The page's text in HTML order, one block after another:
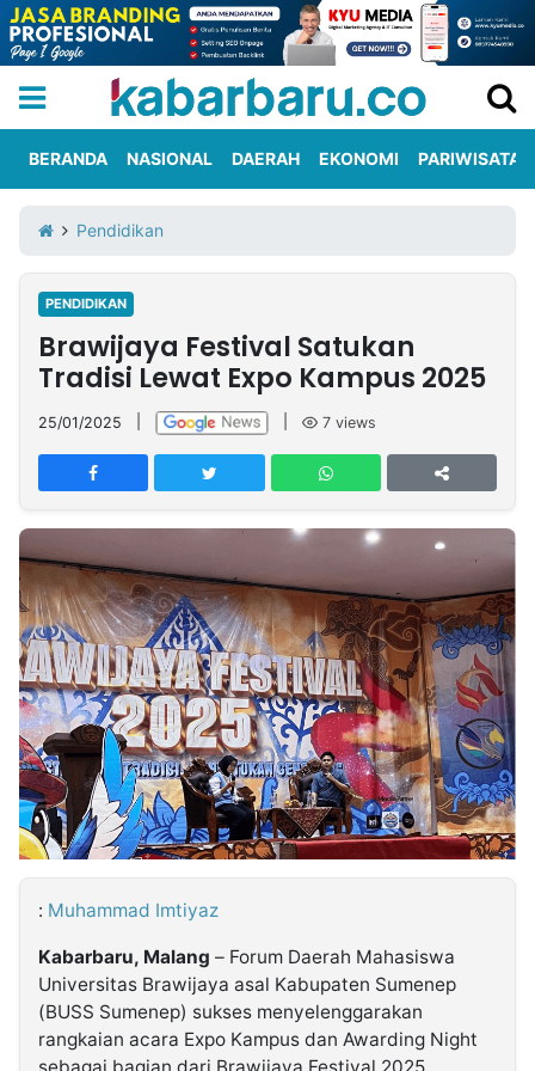
Iklan
Berita
Kami
Nasional
International
Olahraga
Entertainment
Daerah
Pariwisata
Kuliner
Kolom
Network
PT
TREETAN
MULTIMEDIA
INDONESIA
Partner
Insight
NTB
Suara
Time
Lens
IDN
Daily
Jogja
Jalan
Rakyat
Idealita
News
Kita
Notice
Dinamikapost.com
Radar
Baru
Seedbacklink
Follow
Kabarbaru
BERANDA NASIONAL DAERAH EKONOMI PARIWISATA
Pendidikan
PENDIDIKAN
Brawijaya Festival Satukan
Tradisi Lewat Expo Kampus 2025
25/01/2025 7 views
: Muhammad Imtiyaz
Kabarbaru, Malang – Forum Daerah Mahasiswa
Universitas Brawijaya asal Kabupaten Sumenep
(BUSS Sumenep) sukses menyelenggarakan
rangkaian acara Expo Kampus dan Awarding Night